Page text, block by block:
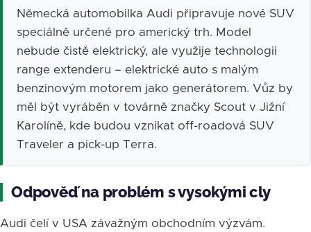
Německá automobilka Audi připravuje nové SUV
speciálně určené pro americký trh. Model
nebude čistě elektrický, ale využije technologii
range extenderu – elektrické auto s malým
benzinovým motorem jako generátorem. Vůz by
měl být vyráběn v továrně značky Scout v Jižní
Karolíně, kde budou vznikat off-roadová SUV
Traveler a pick-up Terra.
Odpověď na problém s vysokými cly
Audi čelí v USA závažným obchodním výzvám.